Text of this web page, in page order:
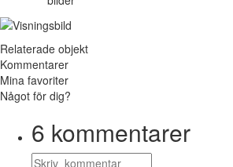
Relaterade objekt
Kommentarer
Mina favoriter
Något för dig?
6 kommentarer